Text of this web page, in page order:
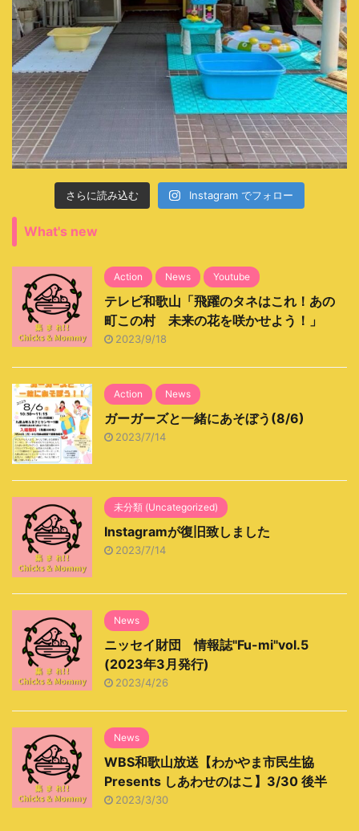
さらに読み込む Instagram でフォロー
What's new
Action News Youtube
テレビ和歌山「飛躍のタネはこれ！あの
町この村 未来の花を咲かせよう！」
2023/9/18
Action News
ガーガーズと一緒にあそぼう(8/6)
2023/7/14
未分類 (Uncategorized)
Instagramが復旧致しました
2023/7/14
News
ニッセイ財団 情報誌"Fu-mi"vol.5
(2023年3月発行)
2023/4/26
News
WBS和歌山放送【わかやま市民生協
Presents しあわせのはこ】3/30 後半
2023/3/30